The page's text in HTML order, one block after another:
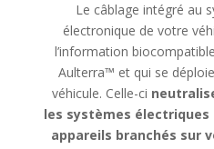
Le câblage intégré au
électronique de votre
l’information
Aulterra™ et qui se
véhicule. Celle-ci
les systèmes
appareils branchés sur